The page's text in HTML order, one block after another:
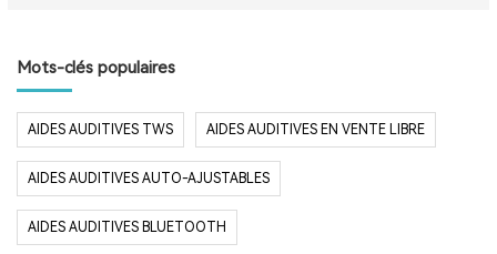
Mots-clés populaires
AIDES AUDITIVES TWS AIDES AUDITIVES EN VENTE LIBRE
AIDES AUDITIVES AUTO-AJUSTABLES
AIDES AUDITIVES BLUETOOTH